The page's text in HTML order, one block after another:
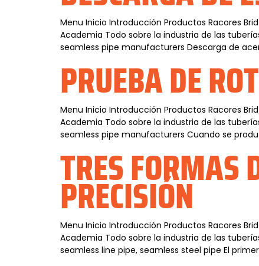
Menu Inicio Introducción Productos Racores
Academia Todo sobre la industria de las
seamless pipe manufacturers Descarga de
PRUEBA DE
Menu Inicio Introducción Productos Racores
Academia Todo sobre la industria de las
seamless pipe manufacturers Cuando se
TRES FORMAS
PRECISIÓN
Menu Inicio Introducción Productos Racores
Academia Todo sobre la industria de las
seamless line pipe, seamless steel pipe El